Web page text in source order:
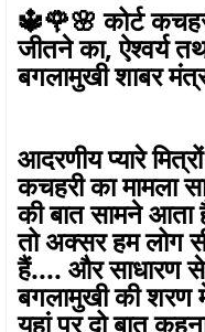
🔱🌹🌸 कोर्ट
जीतने का, ऐश्वर्य
बगलामुखी शाबर
आदरणीय प्यारे
कचहरी का मामला
की बात सामने आता
तो अक्सर हम लोग
हैं.... और साधारण से
बगलामुखी की शरण
यहां पर दो बात